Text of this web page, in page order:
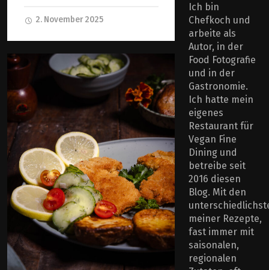
2. November 2025
Ich bin
Chefkoch und
arbeite als
Autor, in der
Food Fotografie
und in der
Gastronomie.
Ich hatte mein
eigenes
Restaurant für
Vegan Fine
Dining und
betreibe seit
2016 diesen
Blog. Mit den
meiner Rezepte,
fast immer mit
saisonalen,
regionalen